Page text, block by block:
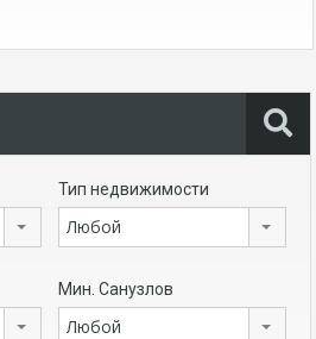
Тип недвижимости
Любой
Мин. Санузлов
Любой